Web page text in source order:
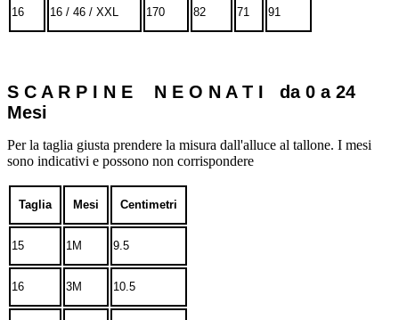
16 16 / 46 / XXL 170 82 71 91
S C A R P I N E N E O N A T I da 0 a 24
Mesi
Per la taglia giusta prendere la misura dall'alluce al tallone. I mesi
sono indicativi e possono non corrispondere
Taglia Mesi Centimetri
15 1M 9.5
16 3M 10.5